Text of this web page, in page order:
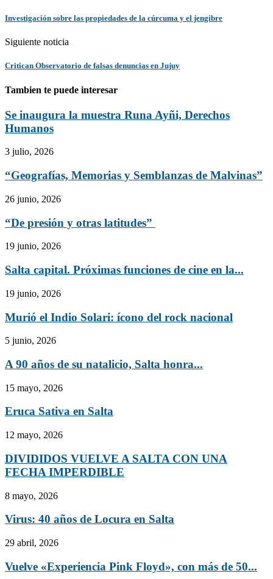
Investigación sobre las propiedades de la cúrcuma y el jengibre
Siguiente noticia
Critican Observatorio de falsas denuncias en Jujuy
Tambien te puede interesar
Se inaugura la muestra Runa Ayñi, Derechos
Humanos
3 julio, 2026
“Geografías, Memorias y Semblanzas de Malvinas”
26 junio, 2026
“De presión y otras latitudes”
19 junio, 2026
Salta capital. Próximas funciones de cine en la...
19 junio, 2026
Murió el Indio Solari: ícono del rock nacional
5 junio, 2026
A 90 años de su natalicio, Salta honra...
15 mayo, 2026
Eruca Sativa en Salta
12 mayo, 2026
DIVIDIDOS VUELVE A SALTA CON UNA
FECHA IMPERDIBLE
8 mayo, 2026
Virus: 40 años de Locura en Salta
29 abril, 2026
Vuelve «Experiencia Pink Floyd», con más de 50...